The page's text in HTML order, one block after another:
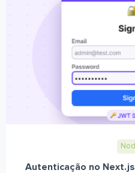
Autenticação no